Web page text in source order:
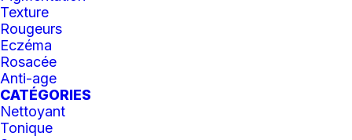
Texture
Rougeurs
Eczéma
Rosacée
Anti-age
CATÉGORIES
Nettoyant
Tonique
de commerce ou brevet. Toutes les marques
déposées sont possédées, enregistrées et/ou
sous licence par nous. Tout le contenu sur le site
y compris, mais sans s’y limiter, le texte, le
logiciel, le code, la conception, les graphiques,
les photos, les sons, la musique, les vidéos, les
applications, les fonctionnalités interactives ainsi